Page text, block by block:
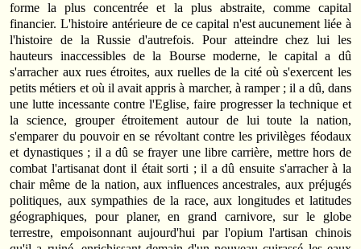
forme la plus concentrée et la plus abstraite, comme capital
financier. L'histoire antérieure de ce capital n'est aucunement liée à
l'histoire de la Russie d'autrefois. Pour atteindre chez lui les
hauteurs inaccessibles de la Bourse moderne, le capital a dû
s'arracher aux rues étroites, aux ruelles de la cité où s'exercent les
petits métiers et où il avait appris à marcher, à ramper ; il a dû, dans
une lutte incessante contre l'Eglise, faire progresser la technique et
la science, grouper étroitement autour de lui toute la nation,
s'emparer du pouvoir en se révoltant contre les privilèges féodaux
et dynastiques ; il a dû se frayer une libre carrière, mettre hors de
combat l'artisanat dont il était sorti ; il a dû ensuite s'arracher à la
chair même de la nation, aux influences ancestrales, aux préjugés
politiques, aux sympathies de la race, aux longitudes et latitudes
géographiques, pour planer, en grand carnivore, sur le globe
terrestre, empoisonnant aujourd'hui par l'opium l'artisan chinois